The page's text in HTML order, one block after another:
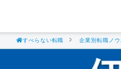
すべらない転職 企業別転職ノウ